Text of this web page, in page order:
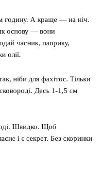
годину. А краще — на ніч.
основу — вони
часник, паприку,
олії.
ніби для фахітос. Тільки
Десь 1-1,5 см
Швидко. Щоб
і є секрет. Без скоринки